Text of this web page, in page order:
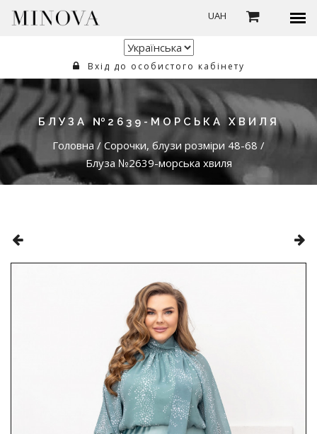
UAH
Вхід до особистого кабінету
БЛУЗА №2639-МОРСЬКА ХВИЛЯ
Головна / Сорочки, блузи розміри 48-68 /
Блуза №2639-морська хвиля